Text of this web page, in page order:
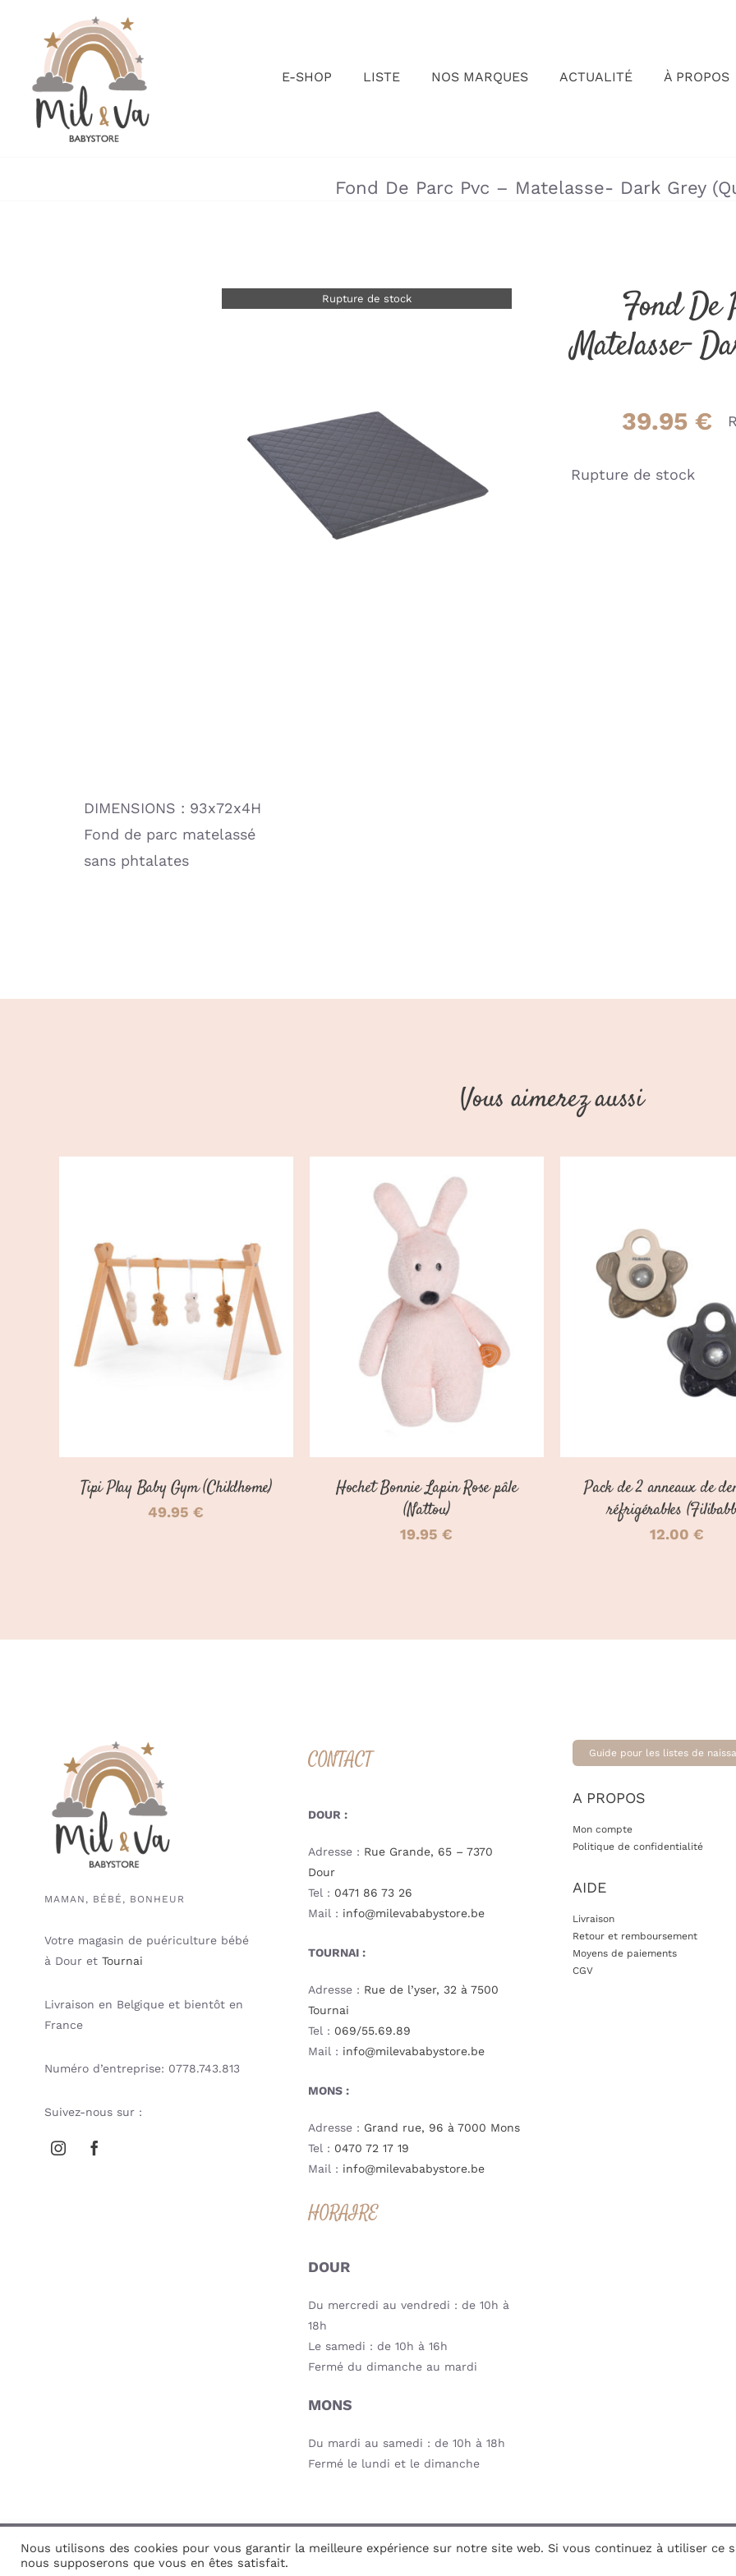
contenu
E-SHOP LISTE NOS MARQUES ACTUALITÉ À PROPOS
Fond De Parc Pvc – Matelasse- Dark Grey
Rupture de stock
Fond De
Matelasse-
39.95 €
Rupture de stock
DIMENSIONS : 93x72x4H
Fond de parc matelassé
sans phtalates
Vous aimerez aussi
AJOUTER AU PANIER
/
DÉTAILS
Tipi Play Baby Gym (Childhome)
49.95€
AJOUTER AU PANIER
DÉTAILS
Hochet Bonnie Lapin Rose pâle
(Nattou)
19.95€
CHOIX DES OPTIONS
DÉTAILS
Pack de 2 anneaux de
réfrigérables
12.00€
MAMAN, BÉBÉ, BONHEUR
Votre magasin de puériculture bébé
à Dour et Tournai
Livraison en Belgique et bientôt en
France
Numéro d’entreprise: 0778.743.813
Suivez-nous sur :
CONTACT
DOUR :
Adresse : Rue Grande, 65 – 7370
Dour
Tel : 0471 86 73 26
Mail : info@milevababystore.be
TOURNAI :
Adresse : Rue de l’yser, 32 à 7500
Tournai
Tel : 069/55.69.89
Mail : info@milevababystore.be
MONS :
Adresse : Grand rue, 96 à 7000 Mons
Tel : 0470 72 17 19
Mail : info@milevababystore.be
HORAIRE
DOUR
Du mercredi au vendredi : de 10h à
18h
Le samedi : de 10h à 16h
Fermé du dimanche au mardi
MONS
Du mardi au samedi : de 10h à 18h
Fermé le lundi et le dimanche
Guide pour les listes de
A PROPOS
Mon compte
Politique de confidentialité
AIDE
Livraison
Retour et remboursement
Moyens de paiements
CGV
© Copyright 2026 | Mil&va Babystore All Rights Reserved | Powered by
Nous utilisons des cookies pour vous garantir la meilleure expérience sur notre site web. Si vous continuez à utiliser ce
nous supposerons que vous en êtes satisfait.